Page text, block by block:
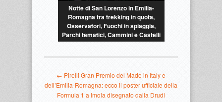
Notte di San Lorenzo in Emilia-
Romagna tra trekking in quota,
Osservatori, Fuochi in spiaggia,
Parchi tematici, Cammini e Castelli
← Pirelli Gran Premio del Made in Italy e
dell’Emilia-Romagna: ecco il poster ufficiale della
Formula 1 a Imola disegnato dalla Drudi